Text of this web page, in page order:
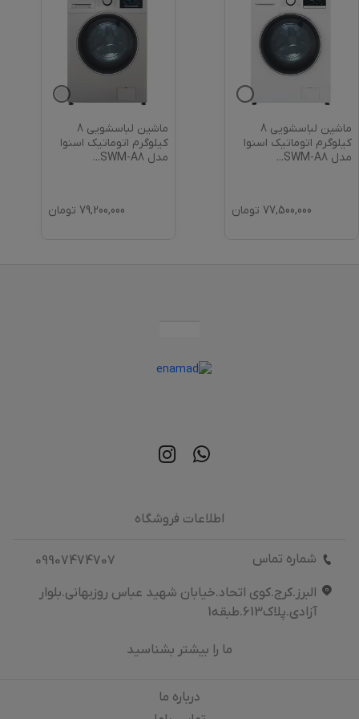
ماشین لباسشویی 8
کیلوگرم اتوماتیک اسنوا
مدل SWM-A8
...
77,500,000 تومان
ماشین لباسشویی 8
کیلوگرم اتوماتیک اسنوا
مدل SWM-A8
...
79,200,000 تومان
اطلاعات فروشگاه
شماره تماس
09907474707
البرز.کرج.کوی اتحاد.خیابان شهید عباس روزبهانی.بلوار
آزادی.پلاک613.طبقه1
ما را بیشتر بشناسید
درباره‌ ما